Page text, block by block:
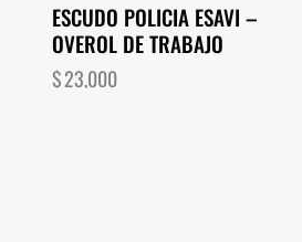
ESCUDO POLICIA ESAVI –
OVEROL DE TRABAJO
$23,000